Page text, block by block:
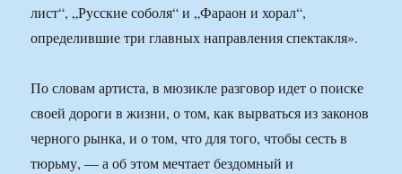
лист“, „Русские соболя“ и „Фараон и хорал“,
определившие три главных направления спектакля».
По словам артиста, в мюзикле разговор идет о поиске
своей дороги в жизни, о том, как вырваться из законов
черного рынка, и о том, что для того, чтобы сесть в
тюрьму, — а об этом мечтает бездомный и